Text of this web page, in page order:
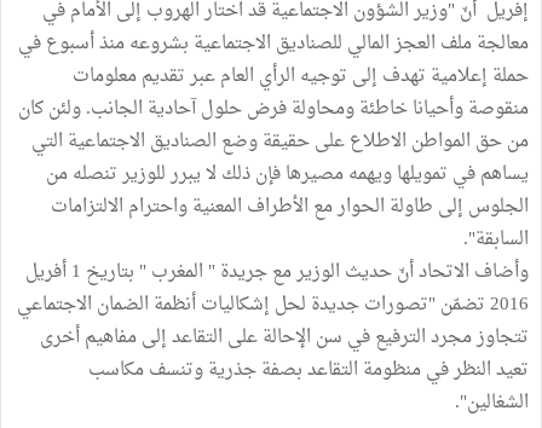
إفريل أنّ "وزير الشؤون الاجتماعية قد اختار الهروب إلى الأمام في
معالجة ملف العجز المالي للصناديق الاجتماعية بشروعه منذ أسبوع في
حملة إعلامية تهدف إلى توجيه الرأي العام عبر تقديم معلومات
منقوصة وأحيانا خاطئة ومحاولة فرض حلول آحادية الجانب. ولئن كان
من حق المواطن الاطلاع على حقيقة وضع الصناديق الاجتماعية التي
يساهم في تمويلها ويهمه مصيرها فإن ذلك لا يبرر للوزير تنصله من
الجلوس إلى طاولة الحوار مع الأطراف المعنية واحترام الالتزامات
السابقة".
وأضاف الاتحاد أنّ حديث الوزير مع جريدة " المغرب " بتاريخ 1 أفريل
2016 تضمّن "تصورات جديدة لحل إشكاليات أنظمة الضمان الاجتماعي
تتجاوز مجرد الترفيع في سن الإحالة على التقاعد إلى مفاهيم أخرى
تعيد النظر في منظومة التقاعد بصفة جذرية وتنسف مكاسب
الشغالين".